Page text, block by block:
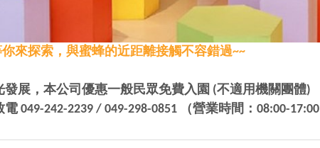
來探索，與蜜蜂的近距離接觸不容錯過~~
展，本公司優惠一般民眾免費入園 (不適用機關團體)
049-242-2239 / 049-298-0851 （營業時間：08:00-17:00